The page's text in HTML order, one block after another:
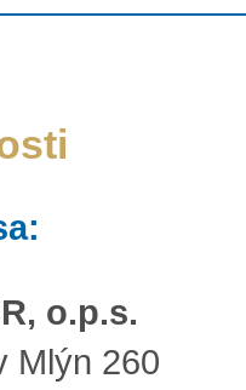
o.p.s.
Mlýn 260